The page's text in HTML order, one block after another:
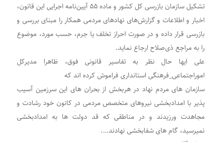
تشکیل سازمان بازرسی کل کشور و ماده ۵۵ آیین‌نامه اجرایی این قانون،
اخبار و اطلاعات و گزارش‌های نهادهای مردمی همکار را مبنای بررسی و
بازرسی قرار داده و در صورت احراز تخلف یا جرم، حسب مورد، موضوع
را به مراجع ذی‌صلاح ارجاع نماید.
علی ایها حال نظر به تفاسیر قانونی فوق، ظاهرا مدیرکل
اموراجتماعی_فرهنگی استانداری فراموش کرده اند که
سازمان های مردم نهاد در هربخش از بحران های این سرزمین آسیب
پذیر با امدادبخشی نیروهای متخصص مردمی در کانون خود رشادت و
مجاهدت ورزیدند و در مناطقی که قد دولت ها به امدادبخشی
نمیرسید، گام های شفابخشی نهادند….